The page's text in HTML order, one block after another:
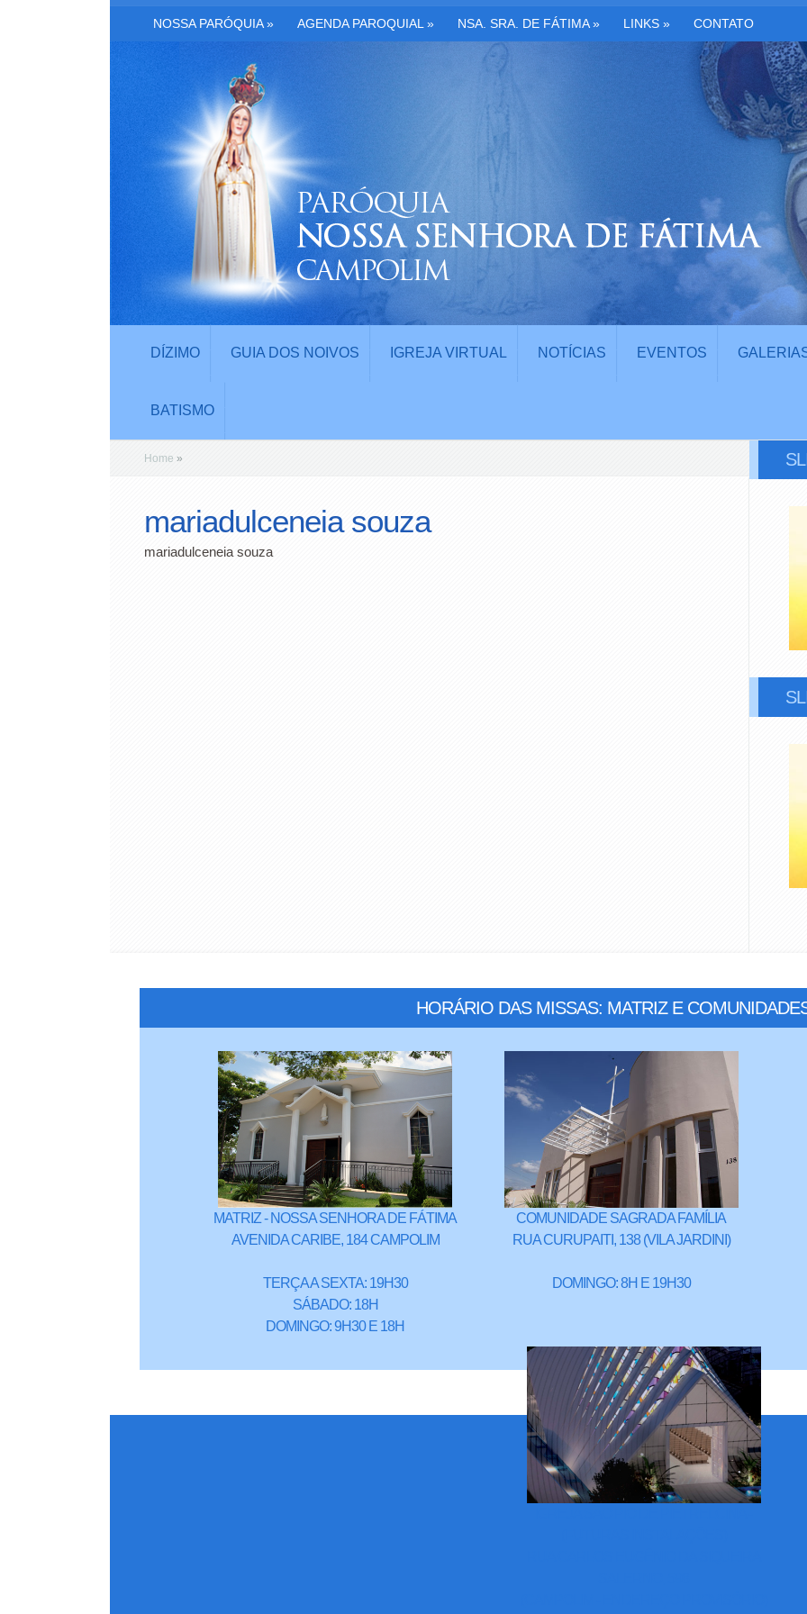
NOSSA PARÓQUIA» AGENDA PAROQUIAL » NSA. SRA. DE FÁTIMA» LINKS » CONTATO
DÍZIMO GUIA DOS NOIVOS IGREJA VIRTUAL NOTÍCIAS EVENTOS
BATISMO
Home »
mariadulceneia souza
mariadulceneia souza
HORÁRIO DAS MISSAS: MATRIZ E
MATRIZ - NOSSA SENHORA DE FÁTIMA
AVENIDA CARIBE, 184 CAMPOLIM
TERÇA A SEXTA: 19H30
SÁBADO: 18H
DOMINGO: 9H30 E 18H
COMUNIDADE SAGRADA FAMÍLIA
RUA CURUPAITI, 138 (VILA JARDINI)
DOMINGO: 8H E 19H30